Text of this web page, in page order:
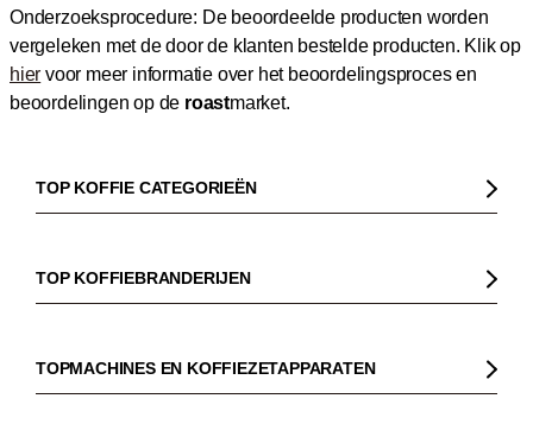
Onderzoeksprocedure: De beoordeelde producten worden
vergeleken met de door de klanten bestelde producten. Klik op
hier voor meer informatie over het beoordelingsproces en
beoordelingen op de roastmarket.
TOP KOFFIE CATEGORIEËN
Koffiebonen
Biologische koffie
TOP KOFFIEBRANDERIJEN
Dinzler
Elbgold
TOPMACHINES EN KOFFIEZETAPPARATEN